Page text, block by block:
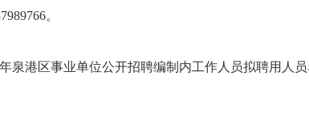
。
泉港区事业单位公开招聘编制内工作人员拟聘用人员